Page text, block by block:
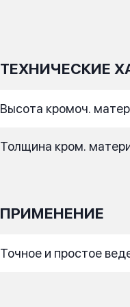
ТЕХНИЧЕСКИЕ
Высота кромоч.
Толщина кром.
ПРИМЕНЕНИЕ
Точное и простое